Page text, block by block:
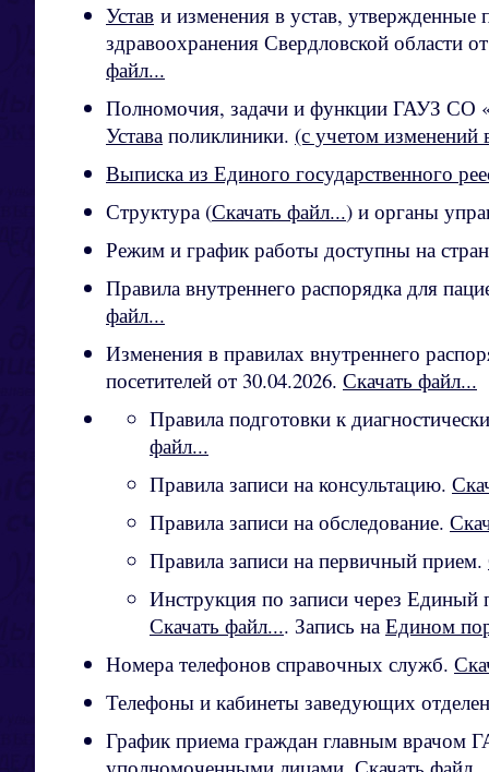
Устав и изменения в устав, утвержденные
здравоохранения Свердловской области
файл...
Полномочия, задачи и функции ГАУЗ СО
Устава поликлиники. (с учетом изменений
Выписка из Единого государственного
Структура (Скачать файл...) и органы
Режим и график работы доступны на
Правила внутреннего распорядка для
файл...
Изменения в правилах внутреннего
посетителей от 30.04.2026. Скачать файл...
Правила подготовки к
файл...
Правила записи на консультацию.
Правила записи на обследование.
Правила записи на первичный прием.
Инструкция по записи через Единый
Скачать файл.... Запись на Едином
Номера телефонов справочных служб.
Телефоны и кабинеты заведующих
График приема граждан главным